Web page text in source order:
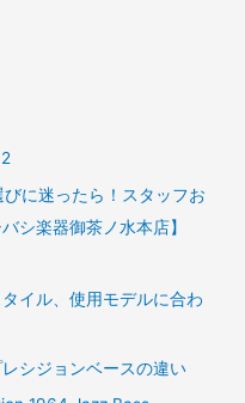
に迷ったら！スタッフお
シ楽器御茶ノ水本店】
イル、使用モデルに合わ
シジョンベースの違い